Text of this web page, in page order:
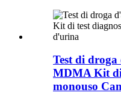
Test di droga
MDMA Kit di
monouso